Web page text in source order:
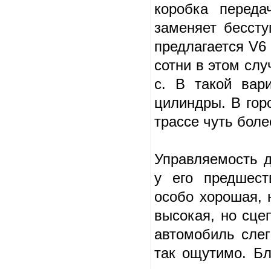
коробка
заменяет
предлагается
сотни в этом
с. В такой
цилиндры. В
трассе чуть
Управляемость
у его
особо хорошая,
высокая, но
автомобиль
так ощутимо.